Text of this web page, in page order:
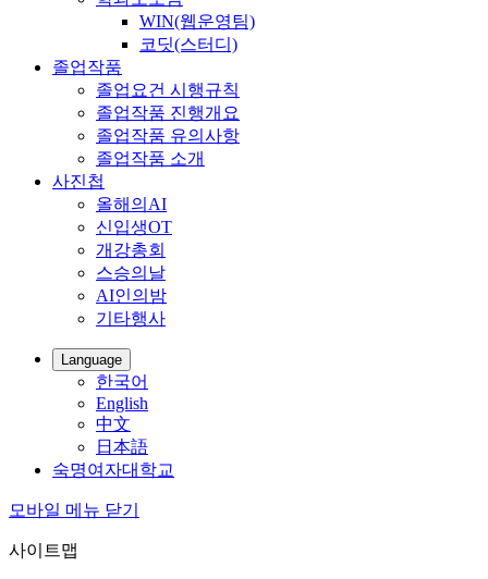
WIN(웹운영팀)
코딧(스터디)
졸업작품
졸업요건 시행규칙
졸업작품 진행개요
졸업작품 유의사항
졸업작품 소개
사진첩
올해의AI
신입생OT
개강총회
스승의날
AI인의밤
기타행사
Language
한국어
English
中文
日本語
숙명여자대학교
모바일 메뉴 닫기
사이트맵